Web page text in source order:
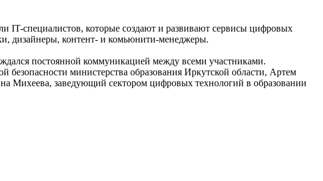
IT-специалистов, которые создают и развивают сервисы цифровых
дизайнеры, контент- и комьюнити-менеджеры.
постоянной коммуникацией между всеми участниками.
министерства образования Иркутской области, Артем
заведующий сектором цифровых технологий в образовании